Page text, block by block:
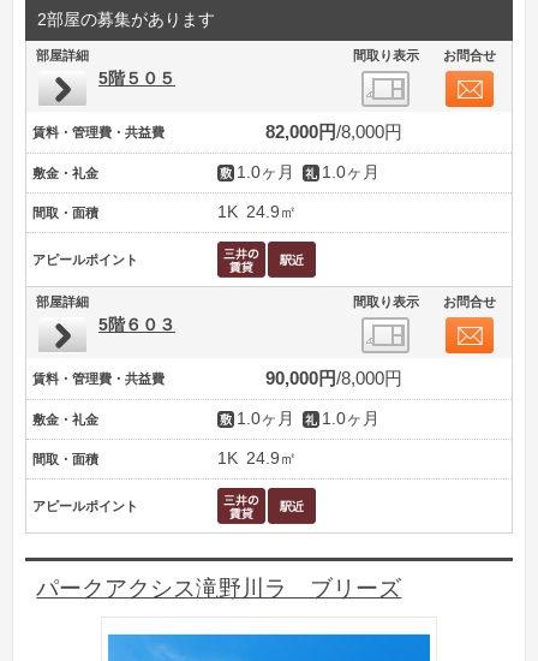
2部屋の募集があります
部屋詳細 間取り表示 お問合せ
5階５０５
賃料・管理費・共益費 82,000円 8,000円
敷金・礼金 1.0ヶ月 1.0ヶ月
間取・面積 1K 24.9㎡
アピールポイント
部屋詳細 間取り表示 お問合せ
5階６０３
賃料・管理費・共益費 90,000円 8,000円
敷金・礼金 1.0ヶ月 1.0ヶ月
間取・面積 1K 24.9㎡
アピールポイント
パークアクシス滝野川ラ ブリーズ